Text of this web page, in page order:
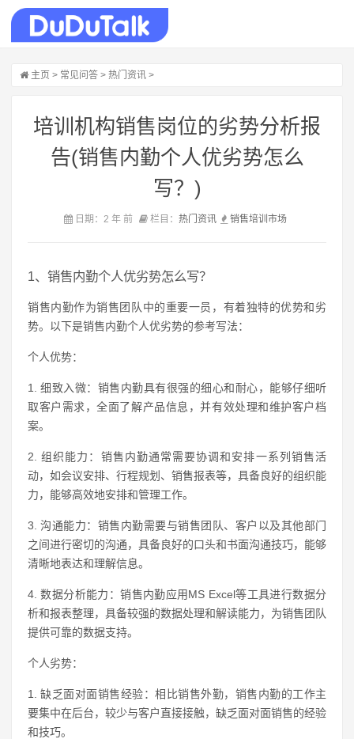
主页 > 常见问答 > 热门资讯 >
培训机构销售岗位的劣势分析报
告(销售内勤个人优劣势怎么
写？)
日期：2 年 前 栏目： 热门资讯 销售培训 市场
1、销售内勤个人优劣势怎么写？
销售内勤作为销售团队中的重要一员，有着独特的优势和劣
势。以下是销售内勤个人优劣势的参考写法：
个人优势：
1. 细致入微：销售内勤具有很强的细心和耐心，能够仔细听
取客户需求，全面了解产品信息，并有效处理和维护客户档
案。
2. 组织能力：销售内勤通常需要协调和安排一系列销售活
动，如会议安排、行程规划、销售报表等，具备良好的组织能
力，能够高效地安排和管理工作。
3. 沟通能力：销售内勤需要与销售团队、客户以及其他部门
之间进行密切的沟通，具备良好的口头和书面沟通技巧，能够
清晰地表达和理解信息。
4. 数据分析能力：销售内勤应用MS Excel等工具进行数据分
析和报表整理，具备较强的数据处理和解读能力，为销售团队
提供可靠的数据支持。
个人劣势：
1. 缺乏面对面销售经验：相比销售外勤，销售内勤的工作主
要集中在后台，较少与客户直接接触，缺乏面对面销售的经验
和技巧。